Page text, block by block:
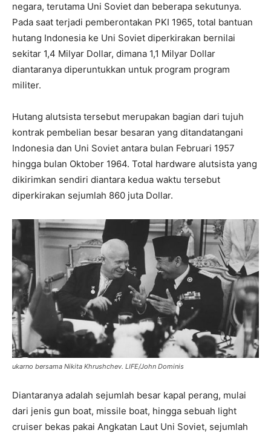
negara, terutama Uni Soviet dan beberapa sekutunya.
Pada saat terjadi pemberontakan PKI 1965, total bantuan
hutang Indonesia ke Uni Soviet diperkirakan bernilai
sekitar 1,4 Milyar Dollar, dimana 1,1 Milyar Dollar
diantaranya diperuntukkan untuk program program
militer.
Hutang alutsista tersebut merupakan bagian dari tujuh
kontrak pembelian besar besaran yang ditandatangani
Indonesia dan Uni Soviet antara bulan Februari 1957
hingga bulan Oktober 1964. Total hardware alutsista yang
dikirimkan sendiri diantara kedua waktu tersebut
diperkirakan sejumlah 860 juta Dollar.
ukarno bersama Nikita Khrushchev. LIFE/John Dominis
Diantaranya adalah sejumlah besar kapal perang, mulai
dari jenis gun boat, missile boat, hingga sebuah light
cruiser bekas pakai Angkatan Laut Uni Soviet, sejumlah